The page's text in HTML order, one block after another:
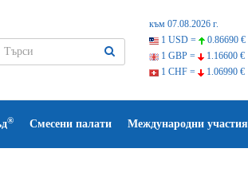
към 07.08.2026 г.
1 USD =
0.86690 €
1 GBP =
1.16600 €
1 CHF =
1.06990 €
® Смесени палати Международни участия